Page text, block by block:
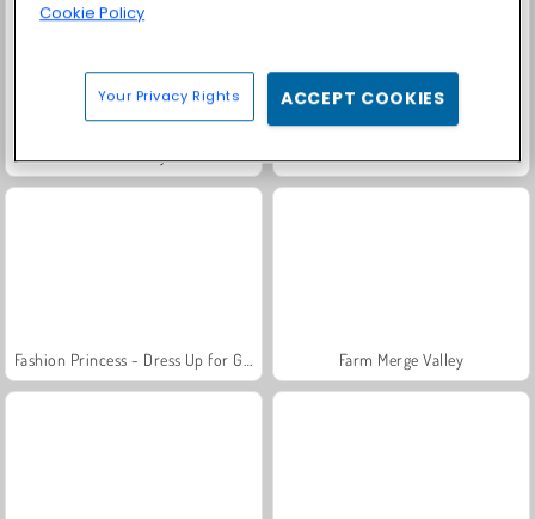
Farm Merge Valley
Cookie Policy
Your Privacy Rights ACCEPT COOKIES